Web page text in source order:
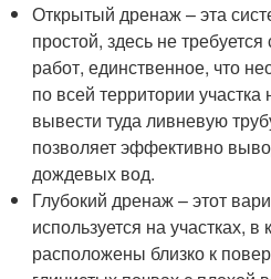
Открытый дренаж – эта
простой, здесь не
работ, единственное, что
по всей территории участка
вывести туда ливневую
позволяет эффективно
дождевых вод.
Глубокий дренаж – этот
используется на участках,
расположены близко к